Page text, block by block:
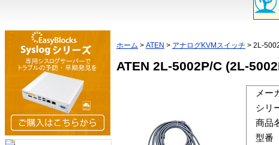
ホーム > ATEN > アナログKVMスイッチ > 2L-
ATEN 2L-5002P/C (2L-
メー
シリ
商品
型番